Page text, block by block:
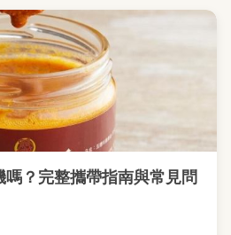
？完整攜帶指南與常見問